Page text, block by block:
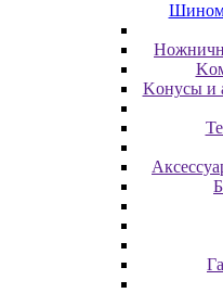
Koнуcы и